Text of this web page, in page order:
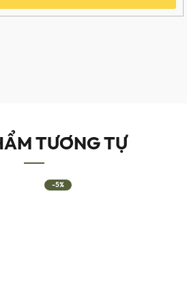
TƯƠNG TỰ
-5%